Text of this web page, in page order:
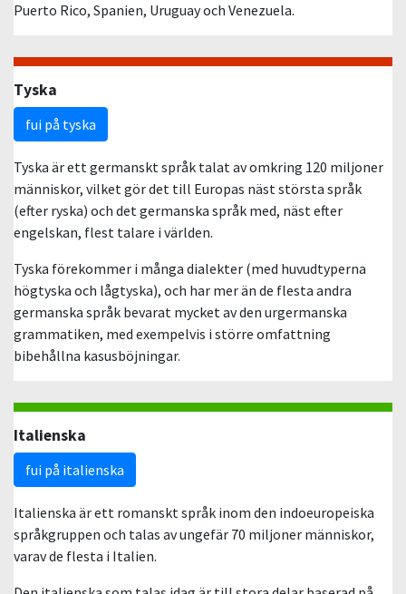
Puerto Rico, Spanien, Uruguay och Venezuela.
Tyska
fui på tyska
Tyska är ett germanskt språk talat av omkring 120 miljoner
människor, vilket gör det till Europas näst största språk
(efter ryska) och det germanska språk med, näst efter
engelskan, flest talare i världen.
Tyska förekommer i många dialekter (med huvudtyperna
högtyska och lågtyska), och har mer än de flesta andra
germanska språk bevarat mycket av den urgermanska
grammatiken, med exempelvis i större omfattning
bibehållna kasusböjningar.
Italienska
fui på italienska
Italienska är ett romanskt språk inom den indoeuropeiska
språkgruppen och talas av ungefär 70 miljoner människor,
varav de flesta i Italien.